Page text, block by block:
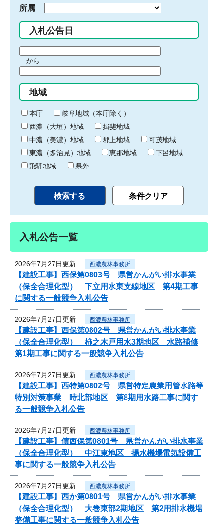
所属
入札公告日
間
始
り
から
間
終
わ
り
地域
本庁
岐阜地域（本庁除く）
西濃（大垣）地域
揖斐地域
中濃（美濃）地域
郡上地域
可茂地域
東濃（多治見）地域
恵那地域
下呂地域
飛騨地域
県外
入札公告一覧
2026年7月27日更新 西濃農林事務所
【建設工事】西保第0803号 県営かんがい排水事業
（保全合理化型） 下立用水東支線地区 第4期工事
に関する一般競争入札公告
2026年7月27日更新 西濃農林事務所
【建設工事】西保第0802号 県営かんがい排水事業
（保全合理化型） 柿之木戸用水3期地区 水路補修
第1期工事に関する一般競争入札公告
2026年7月27日更新 西濃農林事務所
【建設工事】西特第0802号 県営特定農業用管水路等
特別対策事業 時北部地区 第8期用水路工事に関す
る一般競争入札公告
2026年7月27日更新 西濃農林事務所
【建設工事】債西保第0801号 県営かんがい排水事業
（保全合理化型） 中江東地区 揚水機場電気設備工
事に関する一般競争入札公告
2026年7月27日更新 西濃農林事務所
【建設工事】西か第0801号 県営かんがい排水事業
（保全合理化型） 大巻東部2期地区 第2用排水機場
整備工事に関する一般競争入札公告